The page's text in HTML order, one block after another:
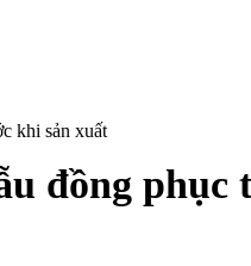
khi sản xuất
đồng phục